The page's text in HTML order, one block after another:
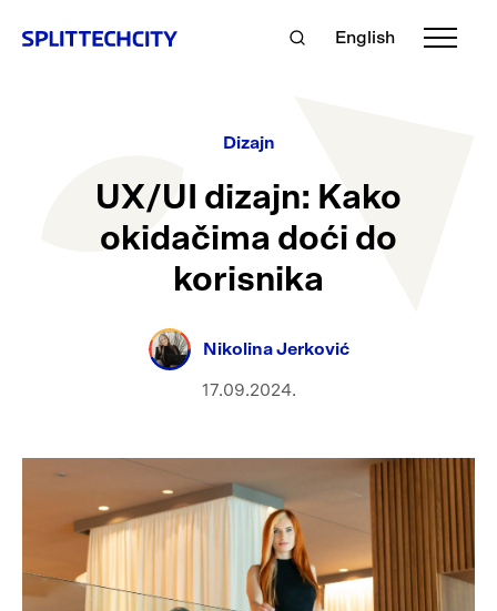
English
Dizajn
UX/UI dizajn: Kako
okidačima doći do
korisnika
Nikolina Jerković
17.09.2024.